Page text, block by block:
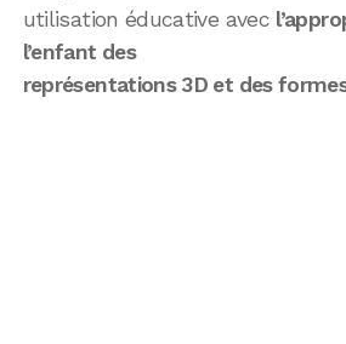
utilisation éducative avec
l’enfant des
représentations 3D et des